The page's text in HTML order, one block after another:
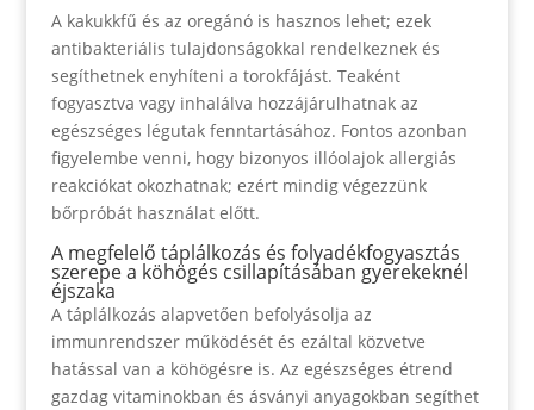
A kakukkfű és az oregánó is hasznos lehet; ezek
antibakteriális tulajdonságokkal rendelkeznek és
segíthetnek enyhíteni a torokfájást. Teaként
fogyasztva vagy inhalálva hozzájárulhatnak az
egészséges légutak fenntartásához. Fontos azonban
figyelembe venni, hogy bizonyos illóolajok allergiás
reakciókat okozhatnak; ezért mindig végezzünk
bőrpróbát használat előtt.
A megfelelő táplálkozás és folyadékfogyasztás
szerepe a köhögés csillapításában gyerekeknél
éjszaka
A táplálkozás alapvetően befolyásolja az
immunrendszer működését és ezáltal közvetve
hatással van a köhögésre is. Az egészséges étrend
gazdag vitaminokban és ásványi anyagokban segíthet